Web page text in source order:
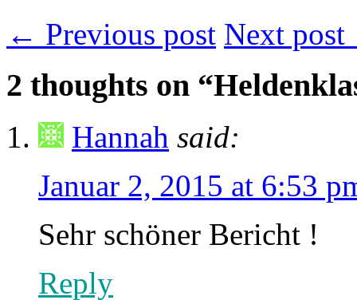
← Previous post Next
2 thoughts on
Hannah said:
Januar 2, 2015 at 6:53
Sehr schöner Bericht !
Reply